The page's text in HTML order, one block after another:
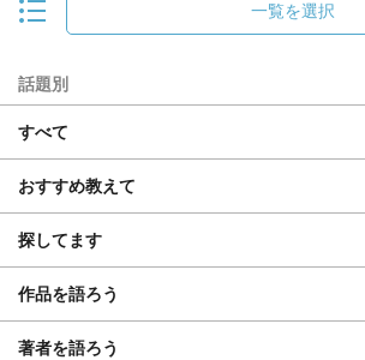
一覧を選択
話題別
すべて
おすすめ教えて
探してます
作品を語ろう
著者を語ろう